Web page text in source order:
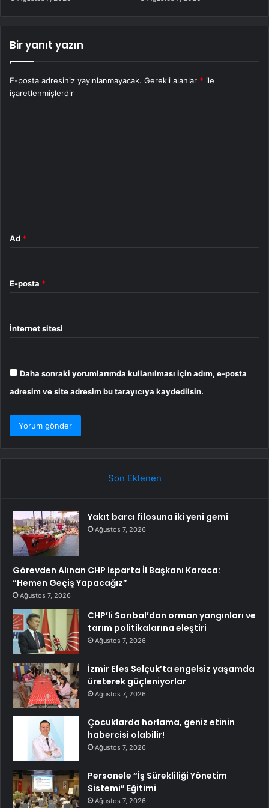
Bir yanıt yazın
E-posta adresiniz yayınlanmayacak. Gerekli alanlar * ile
işaretlenmişlerdir
Ad *
E-posta *
İnternet sitesi
Daha sonraki yorumlarımda kullanılması için adım, e-posta
adresim ve site adresim bu tarayıcıya kaydedilsin.
Son Eklenen
Yakıt barcı filosuna iki yeni gemi
Ağustos 7, 2026
Görevden Alınan CHP Isparta İl Başkanı Karaca:
“Hemen Geçiş Yapacağız”
Ağustos 7, 2026
CHP’li Sarıbal’dan orman yangınları ve
tarım politikalarına eleştiri
Ağustos 7, 2026
İzmir Efes Selçuk’ta engelsiz yaşamda
üreterek güçleniyorlar
Ağustos 7, 2026
Çocuklarda horlama, geniz etinin
habercisi olabilir!
Ağustos 7, 2026
Personele “İş Sürekliliği Yönetim
Sistemi” Eğitimi
Ağustos 7, 2026